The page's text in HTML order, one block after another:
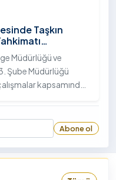
Taşkın
Müdürlüğü ve
Şube Müdürlüğü
kapsamında,
tamamlandı.
Abone ol